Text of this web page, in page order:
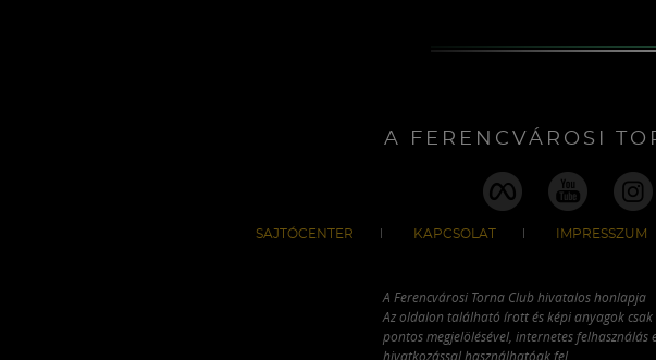
A FERENCVÁROSI
SAJTÓCENTER KAPCSOLAT IMPRESSZUM
A Ferencvárosi Torna Club hivatalos honlapja
Az oldalon található írott és képi anyagok
pontos megjelölésével, internetes felhasználás
hivatkozással használhatóak fel.